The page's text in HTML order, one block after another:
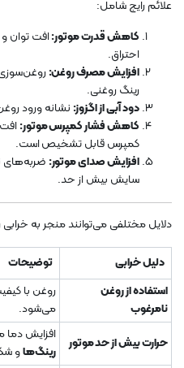
علائم رایج شامل:
کاهش قدرت موتور:افت توان
احتراق.
افزایش مصرف روغن:
رینگ روغنی.
دود آبی از اگزوز: نشانه ورود
کاهش فشار کمپرس موتور:
کمپرس قابل تشخیص است.
افزایش صدای موتور: ضربه‌های
سایش بیش از حد.
دلایل مختلفی می‌توانند منجر به
دلیل خرابی
توضیحات
استفاده از روغن
نامرغوب
روغن با
می‌شود.
حرارت بیش از حد موتور
افزایش دما
رینگ‌هاو